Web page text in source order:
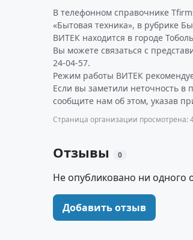
В телефонном справочнике
«Бытовая техника», в рубрике
ВИТЕК находится в городе
Вы можете связаться с
24-04-57.
Режим работы ВИТЕК
Если вы заметили неточность
сообщите нам об этом, указав
Страница организации просмотрена:
Отзывы 0
Не опубликовано ни одного
Добавить отзыв